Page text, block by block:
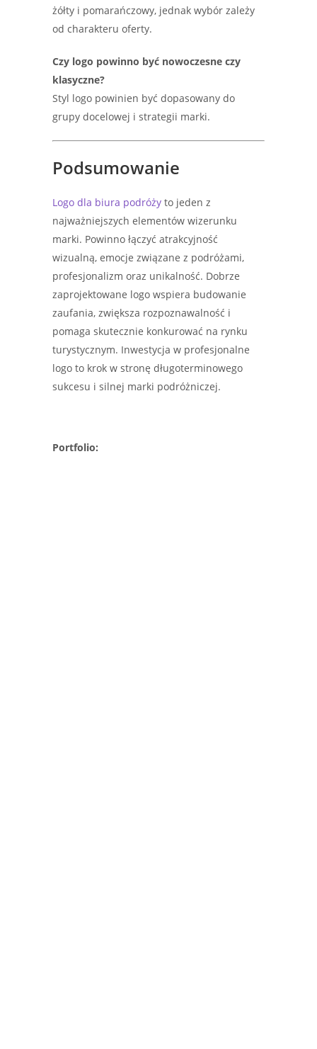
żółty i pomarańczowy, jednak wybór zależy
od charakteru oferty.
Czy logo powinno być nowoczesne czy
klasyczne?
Styl logo powinien być dopasowany do
grupy docelowej i strategii marki.
Podsumowanie
Logo dla biura podróży to jeden z
najważniejszych elementów wizerunku
marki. Powinno łączyć atrakcyjność
wizualną, emocje związane z podróżami,
profesjonalizm oraz unikalność. Dobrze
zaprojektowane logo wspiera budowanie
zaufania, zwiększa rozpoznawalność i
pomaga skutecznie konkurować na rynku
turystycznym. Inwestycja w profesjonalne
logo to krok w stronę długoterminowego
sukcesu i silnej marki podróżniczej.
Portfolio: